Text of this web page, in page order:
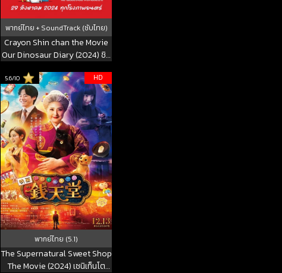
พากย์ไทย + SoundTrack (ซับไทย)
Crayon Shin chan the Movie
Our Dinosaur Diary (2024) ชิน
ไดโนเสาร์ของพวกเรา
5.6/10 HD
พากย์ไทย (5.1)
The Supernatural Sweet Shop
The Movie (2024) เซนิเท็นโต